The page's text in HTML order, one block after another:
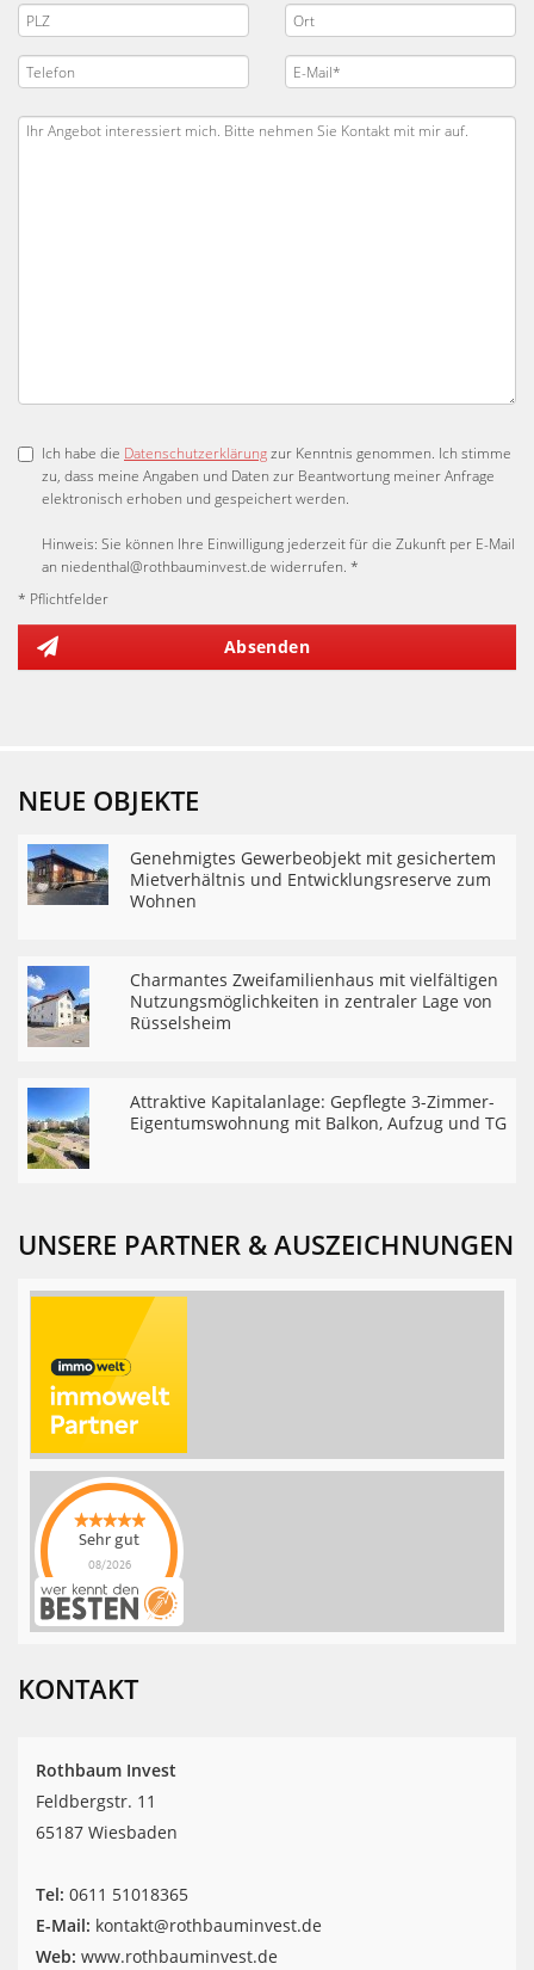
Ich habe die Datenschutzerklärungzur Kenntnis genommen. Ich stimme
zu, dass meine Angaben und Daten zur Beantwortung meiner Anfrage
elektronisch erhoben und gespeichert werden.
Hinweis: Sie können Ihre Einwilligung jederzeit für die Zukunft per E-Mail
an niedenthal@rothbauminvest.de widerrufen. *
* Pflichtfelder
Absenden
NEUE OBJEKTE
Genehmigtes Gewerbeobjekt mit gesichertem
Mietverhältnis und Entwicklungsreserve zum
Wohnen
Charmantes Zweifamilienhaus mit vielfältigen
Nutzungsmöglichkeiten in zentraler Lage von
Rüsselsheim
Attraktive Kapitalanlage: Gepflegte 3-Zimmer-
Eigentumswohnung mit Balkon, Aufzug und TG
UNSERE PARTNER & AUSZEICHNUNGEN
Sehr gut
08/2026
Rothbaum Invest
hat4.9von5
auf
werkenntdenBESTEN.de
KONTAKT
Rothbaum Invest
Feldbergstr. 11
65187 Wiesbaden
Tel: ‎0611 51018365
E-Mail: kontakt@rothbauminvest.de
Web: www.rothbauminvest.de